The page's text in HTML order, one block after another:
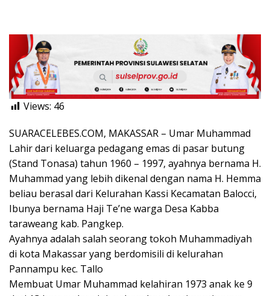
Views: 46
SUARACELEBES.COM, MAKASSAR – Umar Muhammad
Lahir dari keluarga pedagang emas di pasar butung
(Stand Tonasa) tahun 1960 – 1997, ayahnya bernama H.
Muhammad yang lebih dikenal dengan nama H. Hemma
beliau berasal dari Kelurahan Kassi Kecamatan Balocci,
Ibunya bernama Haji Te’ne warga Desa Kabba
taraweang kab. Pangkep.
Ayahnya adalah salah seorang tokoh Muhammadiyah
di kota Makassar yang berdomisili di kelurahan
Pannampu kec. Tallo
Membuat Umar Muhammad kelahiran 1973 anak ke 9